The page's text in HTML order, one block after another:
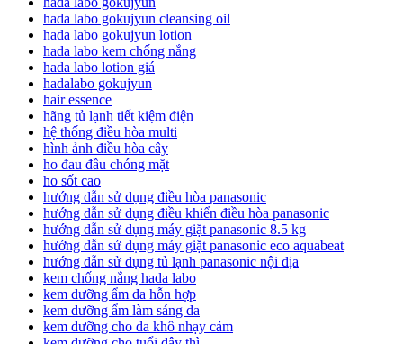
hada labo gokujyun cleansing oil
hada labo gokujyun lotion
hada labo kem chống nắng
hada labo lotion giá
hadalabo gokujyun
hair essence
hãng tủ lạnh tiết kiệm điện
hệ thống điều hòa multi
hình ảnh điều hòa cây
ho đau đầu chóng mặt
ho sốt cao
hướng dẫn sử dụng điều hòa panasonic
hướng dẫn sử dụng điều khiển điều hòa panasonic
hướng dẫn sử dụng máy giặt panasonic 8.5 kg
hướng dẫn sử dụng máy giặt panasonic eco aquabeat
hướng dẫn sử dụng tủ lạnh panasonic nội địa
kem chống nắng hada labo
kem dưỡng ẩm da hỗn hợp
kem dưỡng ẩm làm sáng da
kem dưỡng cho da khô nhạy cảm